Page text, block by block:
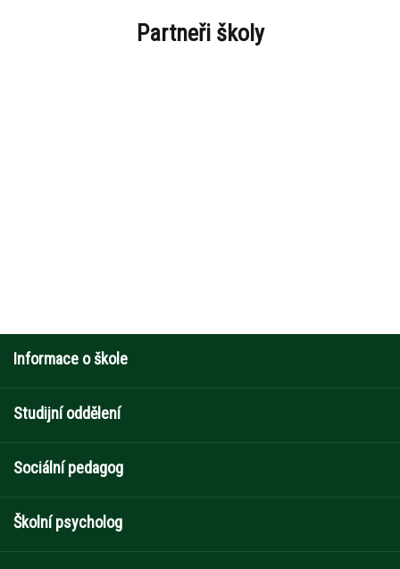
Partneři školy
Informace o škole
Studijní oddělení
Sociální pedagog
Školní psycholog